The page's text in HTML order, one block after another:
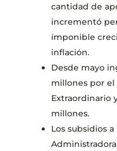
cantidad de
incrementó
imponible
inflación.
Desde mayo
millones por
Extraordinario
millones.
Los subsidios